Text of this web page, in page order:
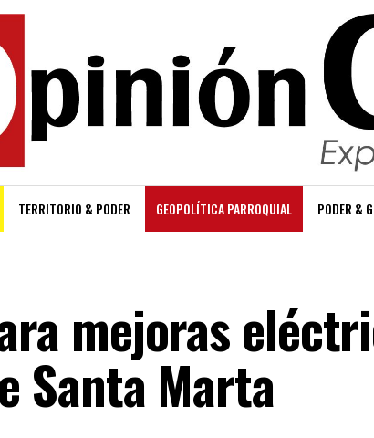
TERRITORIO & PODER GEOPOLÍTICA PARROQUIAL PODER &
mejoras
Santa Marta